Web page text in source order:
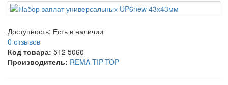
Доступность: Есть в наличии
0 отзывов
Код товара: 512 5060
Производитель: REMA TIP-TOP